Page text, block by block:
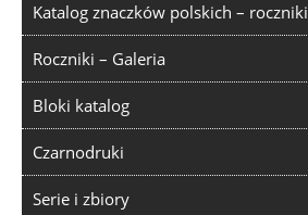
Katalog znaczków polskich – roczniki
Roczniki – Galeria
Bloki katalog
Czarnodruki
Serie i zbiory